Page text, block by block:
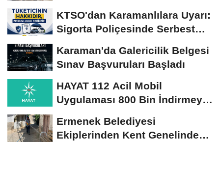
KTSO'dan Karamanlılara Uyarı:
Sigorta Poliçesinde Serbest
Karaman'da Galericilik Belgesi
Sınav Başvuruları Başladı
HAYAT 112 Acil Mobil
Uygulaması 800 Bin İndirmeyi
Ermenek Belediyesi
Ekiplerinden Kent Genelinde